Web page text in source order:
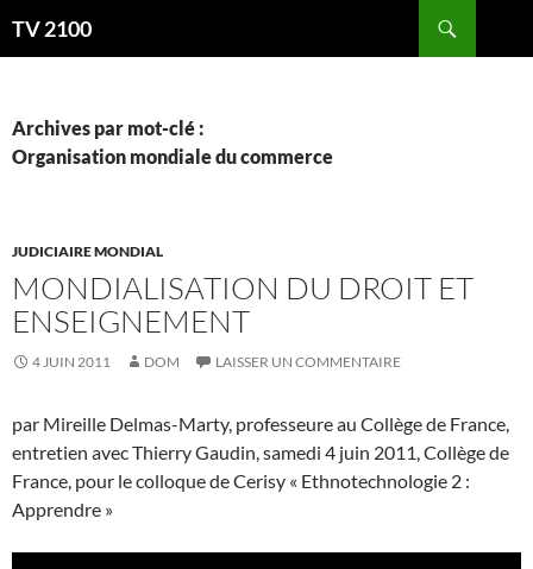
auTV 2100
Archives par mot-clé :
Organisation mondiale du commerce
JUDICIAIRE MONDIAL
MONDIALISATION DU DROIT ET
ENSEIGNEMENT
4 JUIN 2011 DOM LAISSER UN COMMENTAIRE
par Mireille Delmas-Marty, professeure au Collège de France,
entretien avec Thierry Gaudin, samedi 4 juin 2011, Collège de
France, pour le colloque de Cerisy « Ethnotechnologie 2 :
Apprendre »